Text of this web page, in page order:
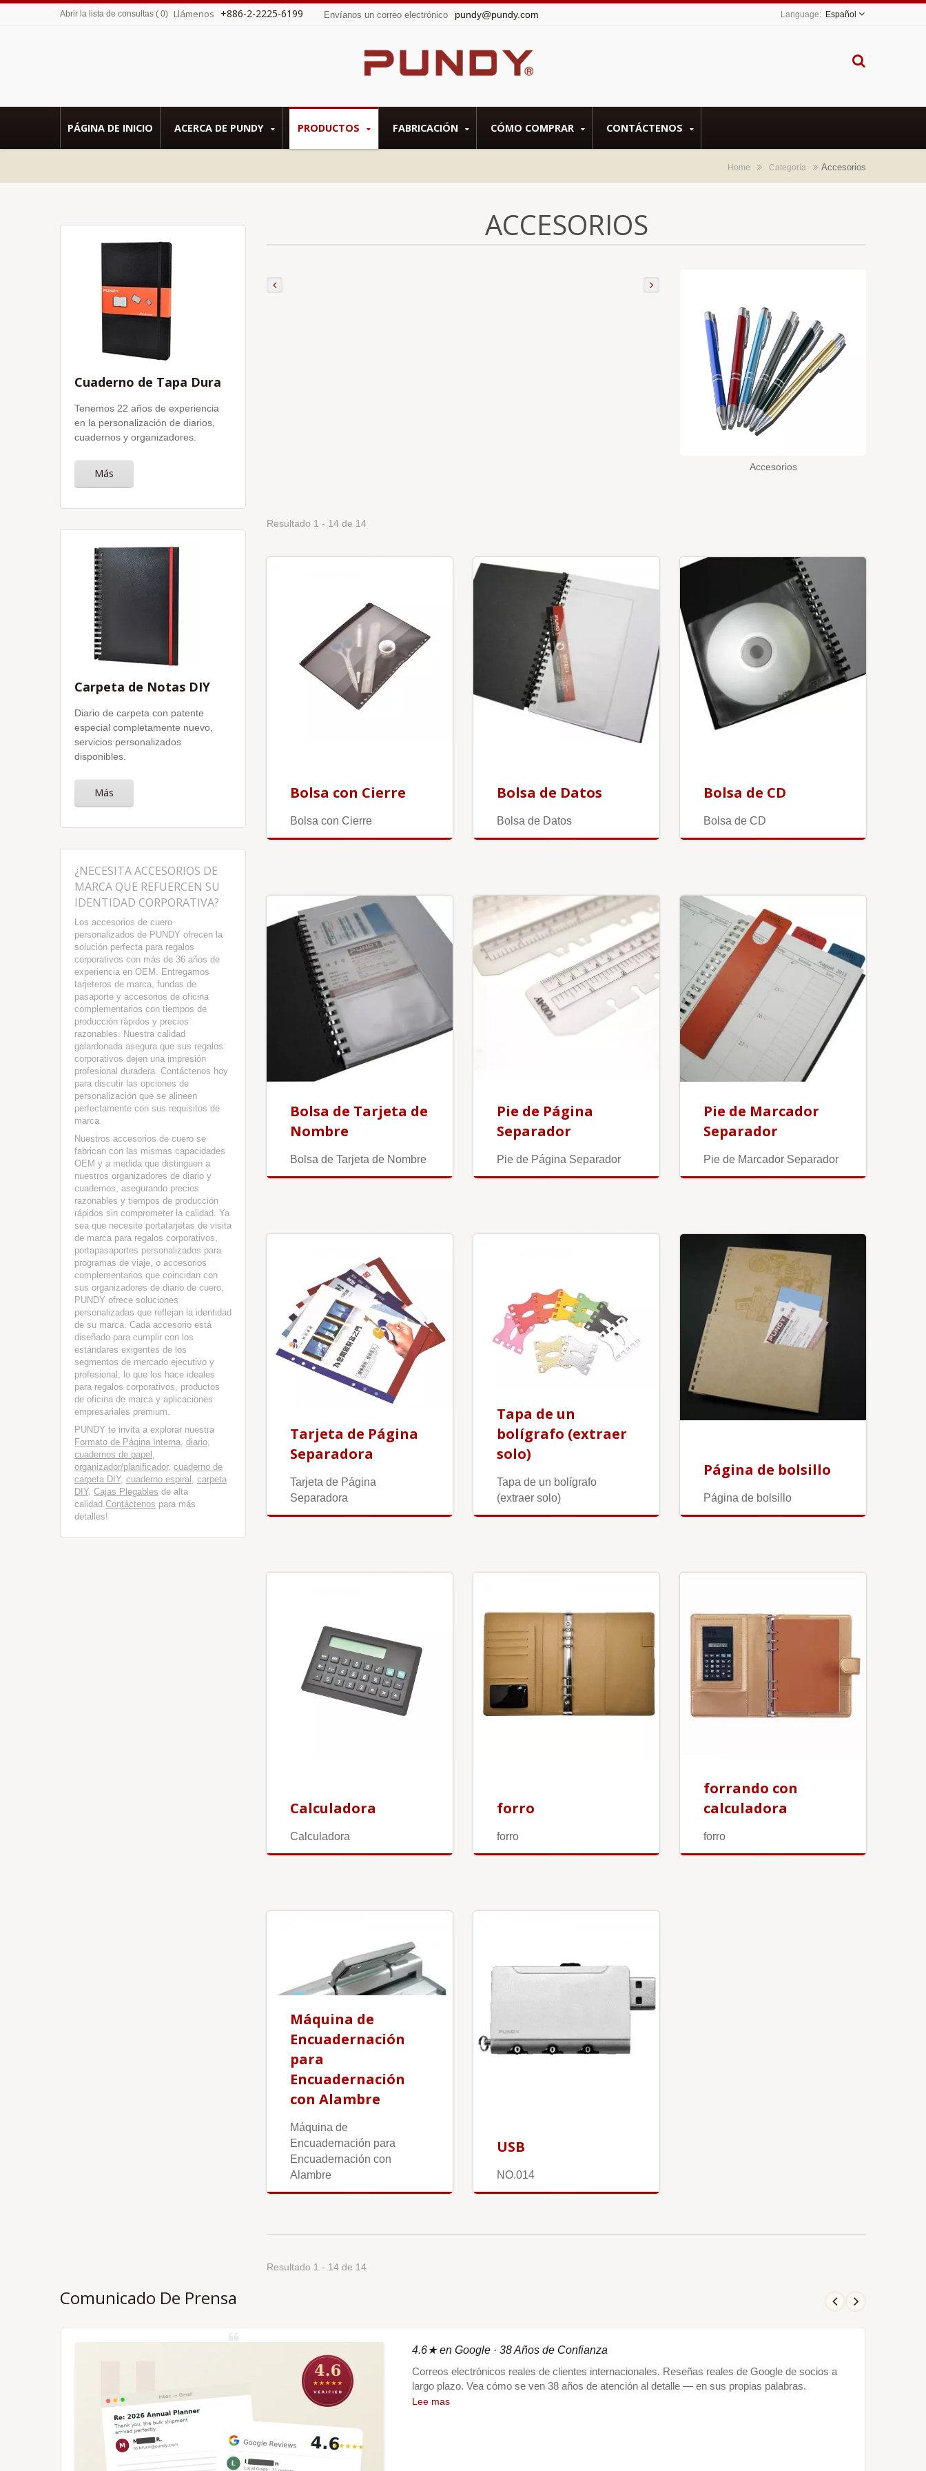
Abrir la lista de consultas ( 0) Llámenos +886-2-2225-6199 Envíanos un correo electrónico pundy@pundy.com Español
PÁGINA DE INICIO ACERCA DE PUNDY PRODUCTOS FABRICACIÓN CÓMO COMPRAR CONTÁCTENOS
Home Categoría Accesorios
Cuaderno de Tapa Dura
Tenemos 22 años de experiencia
en la personalización de diarios,
cuadernos y organizadores.
Más
Carpeta de Notas DIY
Diario de carpeta con patente
especial completamente nuevo,
servicios personalizados
disponibles.
Más
¿NECESITA ACCESORIOS DE
MARCA QUE REFUERCEN SU
IDENTIDAD CORPORATIVA?
Los accesorios de cuero
personalizados de PUNDY ofrecen la
solución perfecta para regalos
corporativos con más de 36 años de
experiencia en OEM. Entregamos
tarjeteros de marca, fundas de
pasaporte y accesorios de oficina
complementarios con tiempos de
producción rápidos y precios
razonables. Nuestra calidad
galardonada asegura que sus regalos
corporativos dejen una impresión
profesional duradera. Contáctenos hoy
para discutir las opciones de
personalización que se alineen
perfectamente con sus requisitos de
marca.
Nuestros accesorios de cuero se
fabrican con las mismas capacidades
OEM y a medida que distinguen a
nuestros organizadores de diario y
cuadernos, asegurando precios
razonables y tiempos de producción
rápidos sin comprometer la calidad. Ya
sea que necesite portatarjetas de visita
de marca para regalos corporativos,
portapasaportes personalizados para
programas de viaje, o accesorios
complementarios que coincidan con
sus organizadores de diario de cuero,
PUNDY ofrece soluciones
personalizadas que reflejan la identidad
de su marca. Cada accesorio está
diseñado para cumplir con los
estándares exigentes de los
segmentos de mercado ejecutivo y
profesional, lo que los hace ideales
para regalos corporativos, productos
de oficina de marca y aplicaciones
empresariales premium.
PUNDY te invita a explorar nuestra
Formato de Página Interna, diario,
cuadernos de papel ,
organizador/planificador, cuaderno de
carpeta DIY, cuaderno espiral , carpeta
DIY, Cajas Plegables de alta
calidad.Contáctenos para más
detalles!
ACCESORIOS
Accesorios
Resultado 1 - 14 de 14
Bolsa con Cierre
Bolsa con Cierre
Bolsa de Datos
Bolsa de Datos
Bolsa de CD
Bolsa de CD
Bolsa de Tarjeta de
Nombre
Bolsa de Tarjeta de Nombre
Pie de Página
Separador
Pie de Página Separador
Pie de Marcador
Separador
Pie de Marcador Separador
Tarjeta de Página
Separadora
Tarjeta de Página
Separadora
Tapa de un
bolígrafo (extraer
solo)
Tapa de un bolígrafo
(extraer solo)
Página de bolsillo
Página de bolsillo
Calculadora
Calculadora
forro
forro
forrando con
calculadora
forro
Máquina de
Encuadernación
para
Encuadernación
con Alambre
Máquina de
Encuadernación para
Encuadernación con
Alambre
USB
NO.014
Resultado 1 - 14 de 14
Comunicado De Prensa
4.6★ en Google · 38 Años de Confianza
Correos electrónicos reales de clientes internacionales. Reseñas reales de Google de socios a
largo plazo. Vea cómo se ven 38 años de atención al detalle — en sus propias palabras.
Lee mas